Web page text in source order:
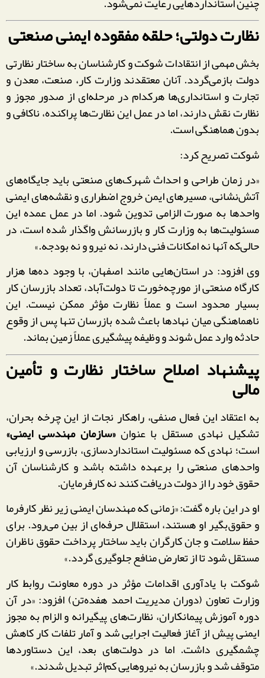
نظارت دولتی؛ حلقه مفقوده ایمنی صنعتی
بخش مهمی از انتقادات شوکت و کارشناسان به ساختار نظارتی
دولت بازمی‌گردد. آنان معتقدند وزارت کار، صنعت، معدن و
تجارت و استانداری‌ها هرکدام در مرحله‌ای از صدور مجوز و
نظارت نقش دارند، اما در عمل این نظارت‌ها پراکنده، ناکافی و
بدون هماهنگی است.
شوکت تصریح کرد:
«در زمان طراحی و احداث شهرک‌های صنعتی باید جایگاه‌های
آتش‌نشانی، مسیرهای ایمن خروج اضطراری و نقشه‌های ایمنی
واحدها به صورت الزامی تدوین شود. اما در عمل عمده این
مسئولیت‌ها به وزارت کار و بازرسانش واگذار شده است، در
حالی‌که آنها نه امکانات فنی دارند، نه نیرو و نه بودجه.»
وی افزود: در استان‌هایی مانند اصفهان، با وجود ده‌ها هزار
کارگاه صنعتی از مورچه‌خورت تا دولت‌آباد، تعداد بازرسان کار
بسیار محدود است و عملاً نظارت مؤثر ممکن نیست. این
ناهماهنگی میان نهادها باعث شده بازرسان تنها پس از وقوع
حادثه وارد عمل شوند و وظیفه پیشگیری عملاً زمین بماند.
پیشنهاد اصلاح ساختار نظارت و تأمین
مالی
به اعتقاد این فعال صنفی، راهکار نجات از این چرخه بحران،
تشکیل نهادی مستقل با عنوان«سازمان مهندسی ایمنی»
است؛ نهادی که مسئولیت استانداردسازی، بازرسی و ارزیابی
واحدهای صنعتی را برعهده داشته باشد و کارشناسان آن
حقوق خود را از دولت دریافت کنند نه کارفرمایان.
او در این باره گفت: «زمانی که مهندسان ایمنی زیر نظر کارفرما
و حقوق‌بگیر او هستند، استقلال حرفه‌ای از بین می‌رود. برای
حفظ سلامت و جان کارگران باید ساختار پرداخت حقوق ناظران
مستقل شود تا از تعارض منافع جلوگیری گردد.»
شوکت با یادآوری اقدامات مؤثر در دوره معاونت روابط کار
وزارت تعاون (دوران مدیریت احمد هفده‌تن) افزود: «در آن
دوره آموزش پیمانکاران، نظارت‌های پیگیرانه و الزام به مجوز
ایمنی پیش از آغاز فعالیت اجرایی شد و آمار تلفات کار کاهش
چشمگیری داشت. اما در دولت‌های بعد، این دستاوردها
متوقف شد و بازرسان به نیروهایی کم‌اثر تبدیل شدند.»